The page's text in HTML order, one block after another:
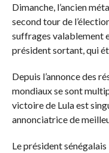
Dimanche, l’ancien
second tour de
suffrages valablement
président sortant, qui
Depuis l’annonce des
mondiaux se sont
victoire de Lula est
annonciatrice de
Le président